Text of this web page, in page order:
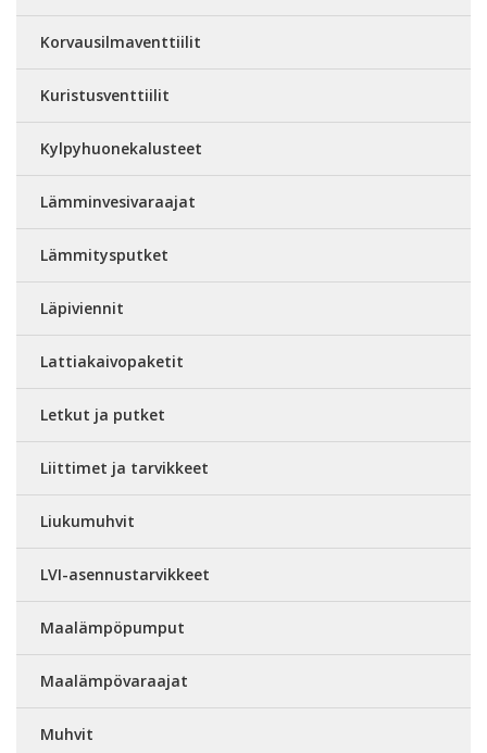
Korvausilmaventtiilit
Kuristusventtiilit
Kylpyhuonekalusteet
Lämminvesivaraajat
Lämmitysputket
Läpiviennit
Lattiakaivopaketit
Letkut ja putket
Liittimet ja tarvikkeet
Liukumuhvit
LVI-asennustarvikkeet
Maalämpöpumput
Maalämpövaraajat
Muhvit